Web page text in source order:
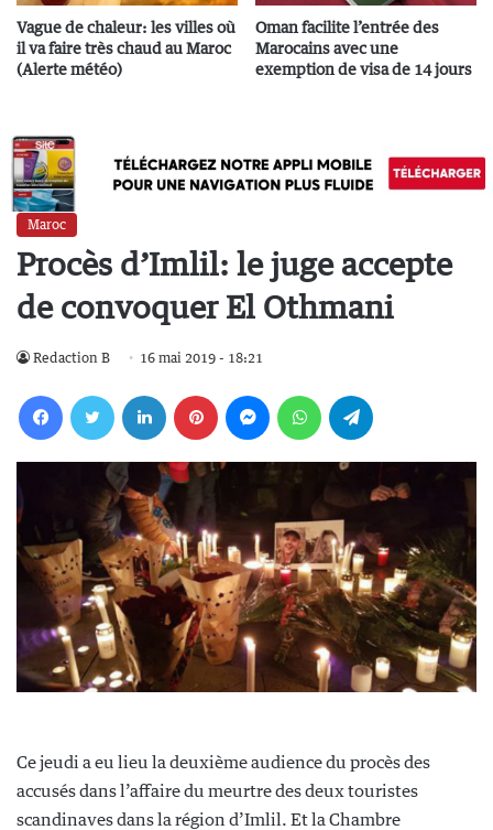
Vague de chaleur: les villes où
il va faire très chaud au Maroc
(Alerte météo)
Oman facilite l’entrée des
Marocains avec une
exemption de visa de 14 jours